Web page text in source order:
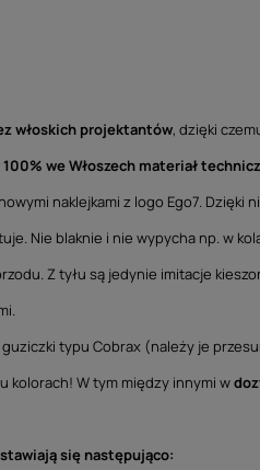
włoskich projektantów, dzięki
we Włoszech materiał
naklejkami z logo Ego7. Dzięki
Nie blaknie i nie wypycha np. w
Z tyłu są jedynie imitacje
typu Cobrax (należy je
kolorach! W tym między innymi w
się następująco: